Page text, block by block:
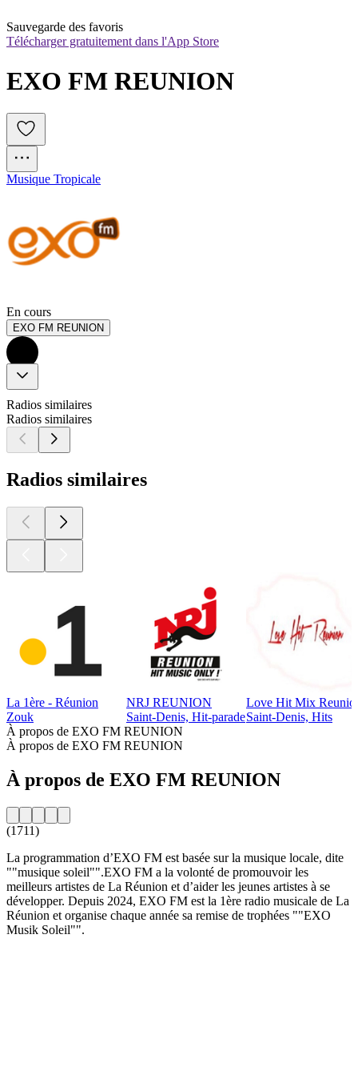
Sauvegarde des favoris
Télécharger gratuitement dans l'App Store
EXO FM REUNION
Musique Tropicale
En cours
EXO FM REUNION
Radios similaires
Radios similaires
Radios similaires
La 1ère - Réunion
Zouk
NRJ REUNION
Saint-Denis, Hit-parade
Love Hit Mix
Saint-Denis, Hits
À propos de EXO FM REUNION
À propos de EXO FM REUNION
À propos de EXO FM REUNION
(1711)
La programmation d’EXO FM est basée sur la musique locale, dite
""musique soleil"".EXO FM a la volonté de promouvoir les
meilleurs artistes de La Réunion et d’aider les jeunes artistes à se
développer. Depuis 2024, EXO FM est la 1ère radio musicale de La
Réunion et organise chaque année sa remise de trophées ""EXO
Musik Soleil"".